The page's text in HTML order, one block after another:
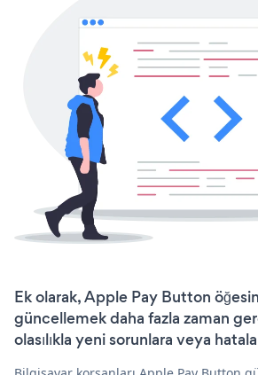
Ek olarak, Apple Pay Button
güncellemek daha fazla zaman
olasılıkla yeni sorunlara veya